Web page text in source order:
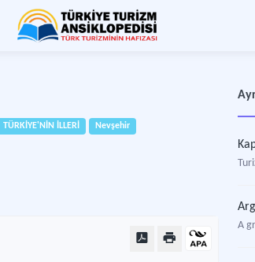
TÜRKİYE'NİN İLLERİ Nevşehir
A